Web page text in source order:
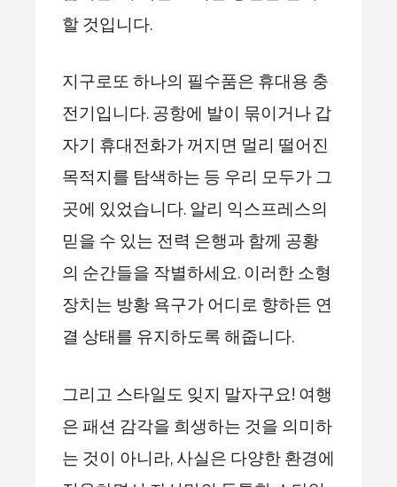
할 것입니다.
지구로또 하나의 필수품은 휴대용 충
전기입니다. 공항에 발이 묶이거나 갑
자기 휴대전화가 꺼지면 멀리 떨어진
목적지를 탐색하는 등 우리 모두가 그
곳에 있었습니다. 알리 익스프레스의
믿을 수 있는 전력 은행과 함께 공황
의 순간들을 작별하세요. 이러한 소형
장치는 방황 욕구가 어디로 향하든 연
결 상태를 유지하도록 해줍니다.
그리고 스타일도 잊지 말자구요! 여행
은 패션 감각을 희생하는 것을 의미하
는 것이 아니라, 사실은 다양한 환경에